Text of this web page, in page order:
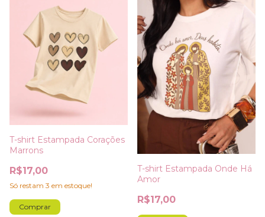
T-shirt Estampada Corações
Marrons
R$17,00
Só restam 3 em estoque!
Comprar
T-shirt Estampada Onde Há
Amor
R$17,00